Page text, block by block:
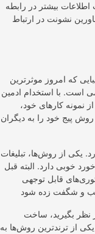
بیشتر در رابطه
نشونت در ارتباط
که امروز موثرترین
است. با استخدام ادمین
نمونه کارهای خود،
روش پیج خود را به دیگران
یکی از روش‌ها، تبلیغات
خوبی دارد. البته قبل
قابل توجهی
نظر بگیرید، ساخت
از ترندترین روش‌ها به